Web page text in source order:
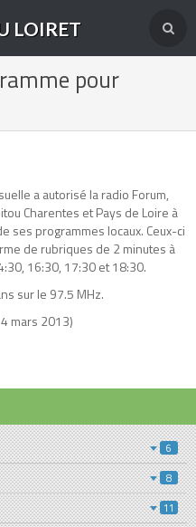
LOIRET
pour
a autorisé la radio Forum,
Charentes et Pays de Loire à
ses programmes locaux. Ceux-ci
de rubriques de 2 minutes à
16:30, 17:30 et 18:30.
sur le 97.5 MHz.
mars 2013)
6
8
11